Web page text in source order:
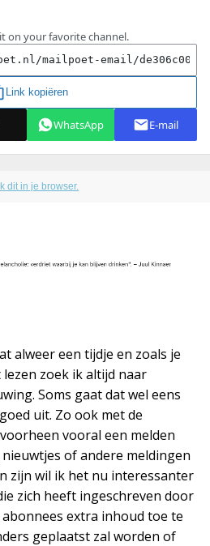
dit in je browser.
alweer een tijdje en zoals je
zoek ik altijd naar
Soms gaat dat wel eens
uit. Zo ook met de
vooral een melden
of andere meldingen
zijn wil ik het nu interessanter
zich heeft ingeschreven door
extra inhoud toe te
geplaatst zal worden of